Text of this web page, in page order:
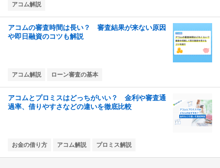
アコム解説
アコムの審査時間は長い？ 審査結果が来ない原因
や即日融資のコツも解説
アコム解説 ローン審査の基本
アコムとプロミスはどっちがいい？ 金利や審査通
過率、借りやすさなどの違いを徹底比較
お金の借り方 アコム解説 プロミス解説